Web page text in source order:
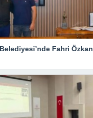
Fahri Özkan